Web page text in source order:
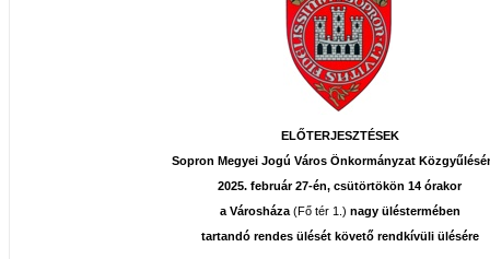
ELŐTERJESZTÉSEK
Sopron Megyei Jogú Város Önkormányzat
2025. február 27-én, csütörtökön 14 órakor
a Városháza (Fő tér 1.) nagy üléstermében
tartandó rendes ülését követő rendkívüli ülésére